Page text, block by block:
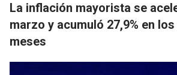
La inflación mayorista se
marzo y acumuló 27,9% en
meses